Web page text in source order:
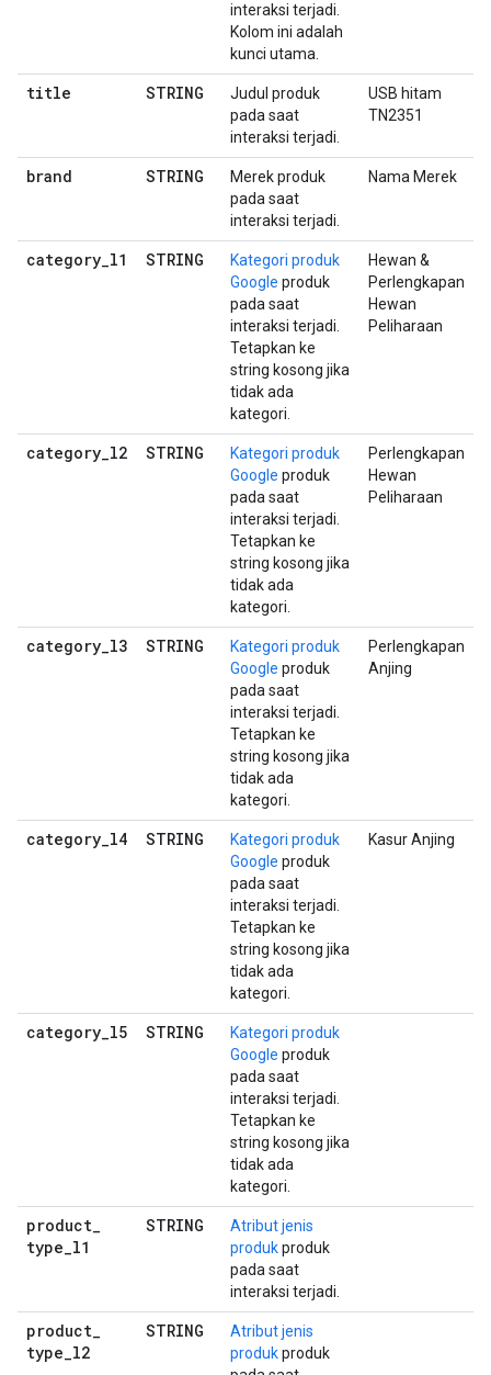
interaksi terjadi.
Kolom ini adalah
kunci utama.
title STRING
Judul produk
pada saat
interaksi terjadi.
USB hitam
TN2351
brand STRING
Merek produk
pada saat
interaksi terjadi.
Nama Merek
category_l1 STRING
Kategori produk
Google produk
pada saat
interaksi terjadi.
Tetapkan ke
string kosong jika
tidak ada
kategori.
Hewan &
Perlengkapan
Hewan
Peliharaan
category_l2 STRING
Kategori produk
Google produk
pada saat
interaksi terjadi.
Tetapkan ke
string kosong jika
tidak ada
kategori.
Perlengkapan
Hewan
Peliharaan
category_l3 STRING
Kategori produk
Google produk
pada saat
interaksi terjadi.
Tetapkan ke
string kosong jika
tidak ada
kategori.
Perlengkapan
Anjing
category_l4 STRING
Kategori produk
Google produk
pada saat
interaksi terjadi.
Tetapkan ke
string kosong jika
tidak ada
kategori.
Kasur Anjing
category_l5 STRING
Kategori produk
Google produk
pada saat
interaksi terjadi.
Tetapkan ke
string kosong jika
tidak ada
kategori.
product_
type_l1
STRING
Atribut jenis
produkproduk
pada saat
interaksi terjadi.
product_
type_l2
STRING
Atribut jenis
produkproduk